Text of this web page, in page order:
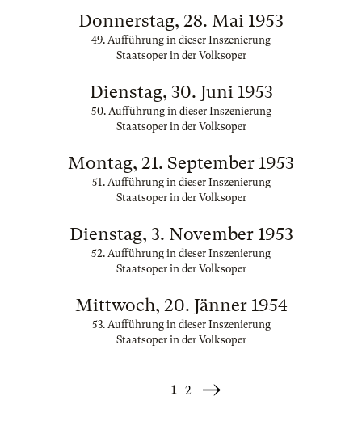
Donnerstag, 28. Mai 1953
49. Aufführung in dieser Inszenierung
Staatsoper in der Volksoper
Dienstag, 30. Juni 1953
50. Aufführung in dieser Inszenierung
Staatsoper in der Volksoper
Montag, 21. September 1953
51. Aufführung in dieser Inszenierung
Staatsoper in der Volksoper
Dienstag, 3. November 1953
52. Aufführung in dieser Inszenierung
Staatsoper in der Volksoper
Mittwoch, 20. Jänner 1954
53. Aufführung in dieser Inszenierung
Staatsoper in der Volksoper
1 2
Weiter